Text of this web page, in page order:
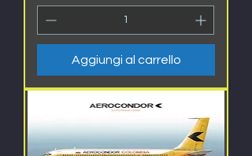
Aggiungi al carrello